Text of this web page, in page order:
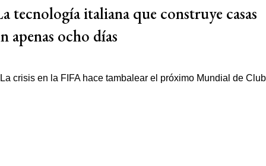
tecnología italiana que construye casas
apenas ocho días